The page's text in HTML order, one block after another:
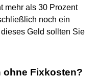
mehr als 30 Prozent
noch ein
Geld sollten Sie
ohne Fixkosten?